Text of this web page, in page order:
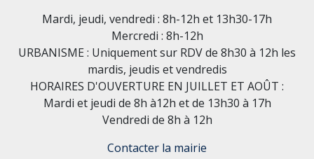
Mardi, jeudi, vendredi : 8h-12h et 13h30-17h
Mercredi : 8h-12h
URBANISME : Uniquement sur RDV de 8h30 à 12h les
mardis, jeudis et vendredis
HORAIRES D'OUVERTURE EN JUILLET ET AOÛT :
Mardi et jeudi de 8h à12h et de 13h30 à 17h
Vendredi de 8h à 12h
Contacter la mairie